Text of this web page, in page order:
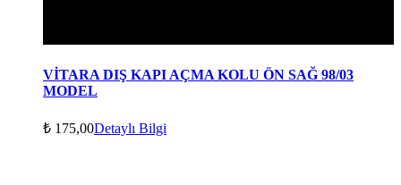
VİTARA DIŞ KAPI AÇMA KOLU ÖN SAĞ 98/03
MODEL
₺ 175,00Detaylı Bilgi